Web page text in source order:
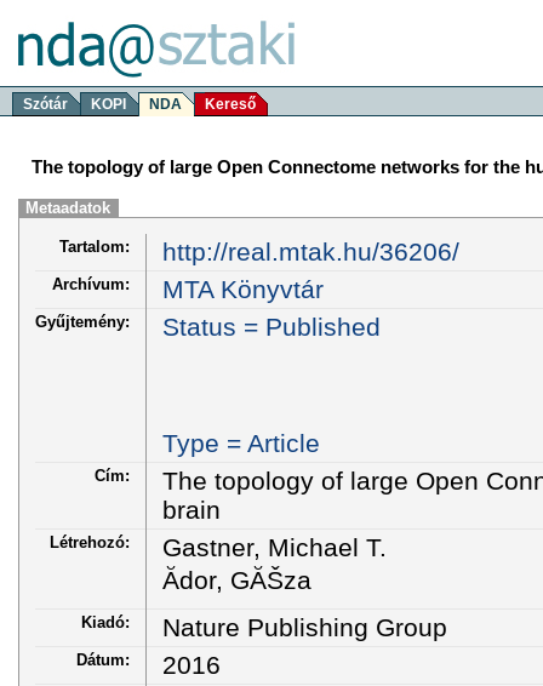
Szótár KOPI NDA Kereső
The topology of large Open Connectome networks for the
Metaadatok
Tartalom: http://real.mtak.hu/36206/
Archívum: MTA Könyvtár
Gyűjtemény: Status = Published
Type = Article
Cím:
The topology of large Open
brain
Létrehozó:
Gastner, Michael T.
Ădor, GĂŠza
Kiadó: Nature Publishing Group
Dátum: 2016